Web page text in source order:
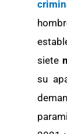
siete
su